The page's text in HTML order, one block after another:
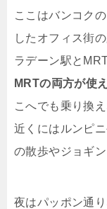
ここはバンコク
したオフィス街
ラデーン駅と
MRTの両方が使
こへでも乗り換
近くにはルンピ
の散歩やジョギ
夜はパッポン通